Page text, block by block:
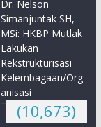
Dr. Nelson
Simanjuntak SH,
MSi: HKBP Mutlak
Lakukan
Rekstrukturisasi
Kelembagaan/Org
anisasi
(10,673)